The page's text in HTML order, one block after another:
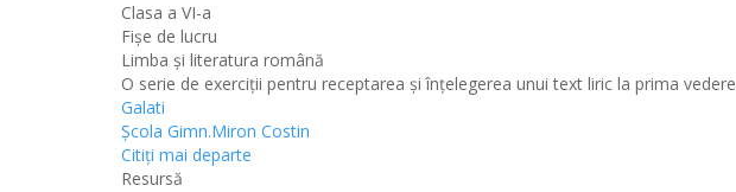
Clasa a VI-a
Fișe de lucru
Limba şi literatura română
O serie de exerciţii pentru receptarea şi înţelegerea unui text liric la prima vedere
Galati
Şcola Gimn.Miron Costin
Citiţi mai departe
Resursă